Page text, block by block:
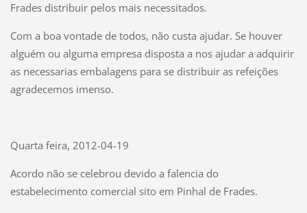
Frades distribuir pelos mais necessitados.
Com a boa vontade de todos, não custa ajudar. Se houver
alguém ou alguma empresa disposta a nos ajudar a adquirir
as necessarias embalagens para se distribuir as refeições
agradecemos imenso.
Quarta feira, 2012-04-19
Acordo não se celebrou devido a falencia do
estabelecimento comercial sito em Pinhal de Frades.